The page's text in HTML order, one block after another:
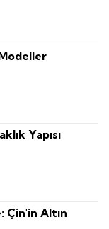
Yapısı
Çin'in Altın